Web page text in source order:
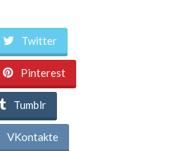
Twitter
Pinterest
Tumblr
VKontakte